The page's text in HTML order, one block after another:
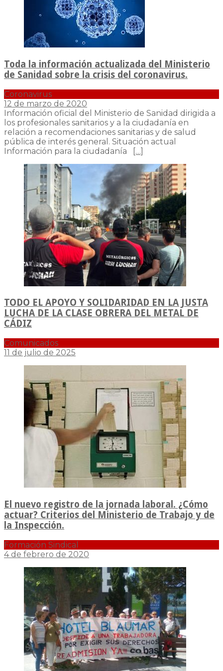
Toda la información actualizada del Ministerio
de Sanidad sobre la crisis del coronavirus.
Coronavirus
12 de marzo de 2020
Información oficial del Ministerio de Sanidad dirigida a
los profesionales sanitarios y a la ciudadanía en
relación a recomendaciones sanitarias y de salud
pública de interés general. Situación actual
Información para la ciudadanía
[…]
TODO EL APOYO Y SOLIDARIDAD EN LA JUSTA
LUCHA DE LA CLASE OBRERA DEL METAL DE
CÁDIZ
Comunicados
11 de julio de 2025
El nuevo registro de la jornada laboral. ¿Cómo
actuar? Criterios del Ministerio de Trabajo y de
la Inspección.
Formación Sindical
4 de febrero de 2020